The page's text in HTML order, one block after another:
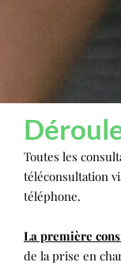
Toutes les
téléconsultation
téléphone.
La première
de la prise en